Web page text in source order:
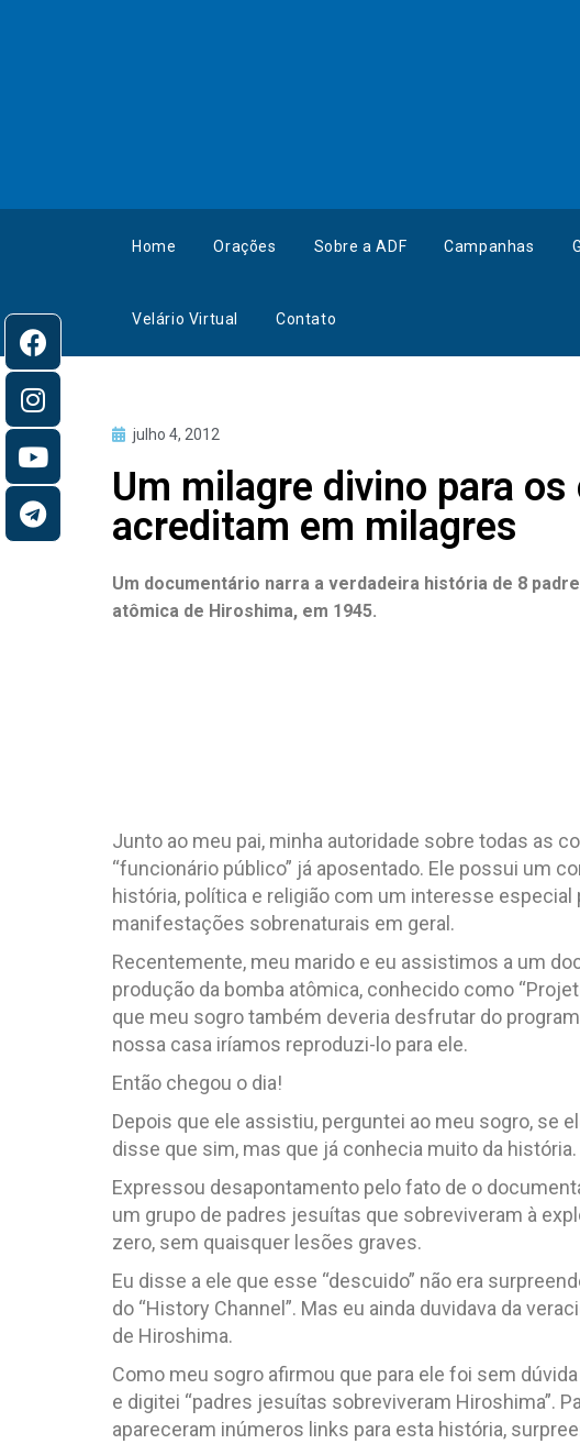
Home Orações Sobre a ADF Campanhas
Velário Virtual Contato
julho 4, 2012
Um milagre divino para
acreditam em milagres
Um documentário narra a verdadeira história de 8
atômica de Hiroshima, em 1945.
Junto ao meu pai, minha autoridade sobre todas as
“funcionário público” já aposentado. Ele possui um
história, política e religião com um interesse
manifestações sobrenaturais em geral.
Recentemente, meu marido e eu assistimos a um
produção da bomba atômica, conhecido como
que meu sogro também deveria desfrutar do
nossa casa iríamos reproduzi-lo para ele.
Então chegou o dia!
Depois que ele assistiu, perguntei ao meu sogro, se
disse que sim, mas que já conhecia muito da história.
Expressou desapontamento pelo fato de o
um grupo de padres jesuítas que sobreviveram à
zero, sem quaisquer lesões graves.
Eu disse a ele que esse “descuido” não era
do “History Channel”. Mas eu ainda duvidava da
de Hiroshima.
Como meu sogro afirmou que para ele foi sem
e digitei “padres jesuítas sobreviveram Hiroshima”.
apareceram inúmeros links para esta história,